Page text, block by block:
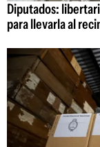
Diputados:
para llevarla al